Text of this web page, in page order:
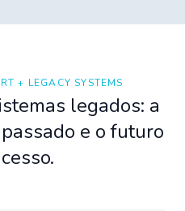
+ LEGACY SYSTEMS
legados: a
e o futuro